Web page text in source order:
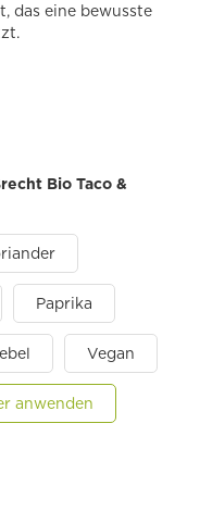
das eine bewusste
Bio Taco &
Paprika
Vegan
anwenden